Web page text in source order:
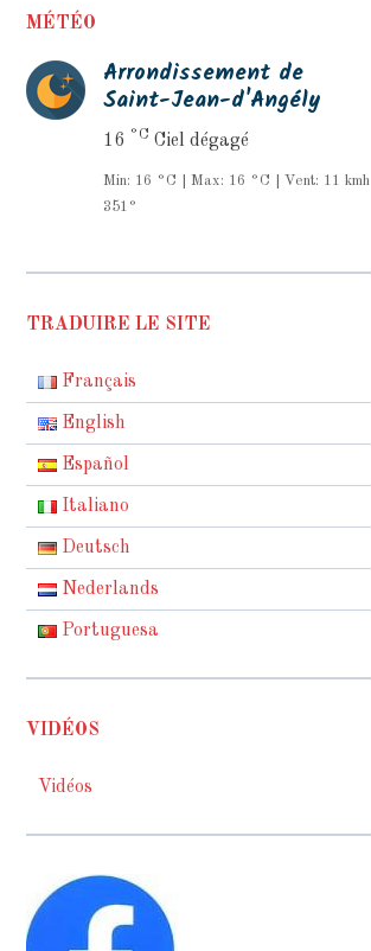
MÉTÉO
Arrondissement de
Saint-Jean-d'Angély
16 °C Ciel dégagé
Min: 16 °C | Max: 16 °C | Vent: 11 kmh
351°
TRADUIRE LE SITE
Français
English
Español
Italiano
Deutsch
Nederlands
Portuguesa
VIDÉOS
Vidéos